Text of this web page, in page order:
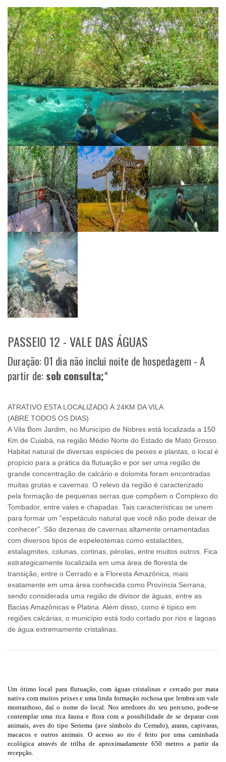
PASSEIO 12 - VALE DAS ÁGUAS
Duração: 01 dia não inclui noite de hospedagem - A
partir de:sob consulta;*
ATRATIVO ESTA LOCALIZADO À 24KM DA VILA
(ABRE TODOS OS DIAS)
A Vila Bom Jardim, no Município de Nobres está localizada a 150
Km de Cuiabá, na região Médio Norte do Estado de Mato Grosso.
Habitat natural de diversas espécies de peixes e plantas, o local é
propício para a prática da flutuação e por ser uma região de
grande concentração de calcário e dolomita foram encontradas
muitas grutas e cavernas. O relevo da região é caracterizado
pela formação de pequenas serras que compõem o Complexo do
Tombador, entre vales e chapadas. Tais características se unem
para formar um "espetáculo natural que você não pode deixar de
conhecer". São dezenas de cavernas altamente ornamentadas
com diversos tipos de espeleotemas como estalactites,
estalagmites, colunas, cortinas, pérolas, entre muitos outros. Fica
estrategicamente localizada em uma área de floresta de
transição, entre o Cerrado e a Floresta Amazônica, mais
exatamente em uma área conhecida como Província Serrana,
sendo considerada uma região de divisor de águas, entre as
Bacias Amazônicas e Platina. Além disso, como é típico em
regiões calcárias, o município está todo cortado por rios e lagoas
de água extremamente cristalinas.
Um ótimo local para flutuação, com águas cristalinas e cercado por mata
nativa com muitos peixes e uma linda formação rochosa que lembra um vale
montanhoso, daí o nome do local. Nos arredores do seu percurso, pode-se
contemplar uma rica fauna e flora com a possibilidade de se deparar com
animais, aves do tipo Seriema (ave símbolo do Cerrado), araras, capivaras,
macacos e outros animais. O acesso ao rio é feito por uma caminhada
ecológica através de trilha de aproximadamente 650 metros a partir da
recepção.